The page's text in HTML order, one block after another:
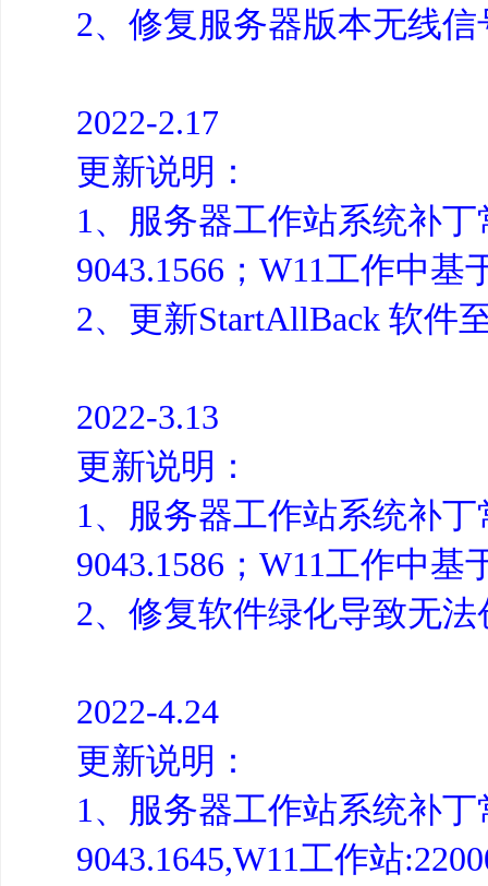
2、修复服务器版本无线
2022-2.17
更新说明：
1、服务器工作站系统补
9043.1566；W11工作中基
2、更新StartAllBack 软件
2022-3.13
更新说明：
1、服务器工作站系统补
9043.1586；W11工作中基
2、修复软件绿化导致无
2022-4.24
更新说明：
1、服务器工作站系统补
9043.1645,W11工作站